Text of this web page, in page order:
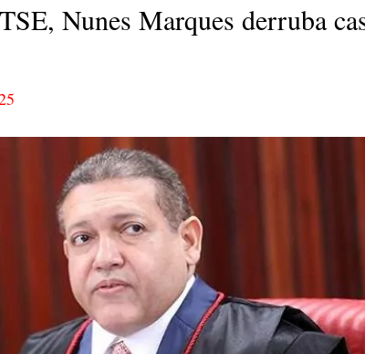
Nunes Marques derruba